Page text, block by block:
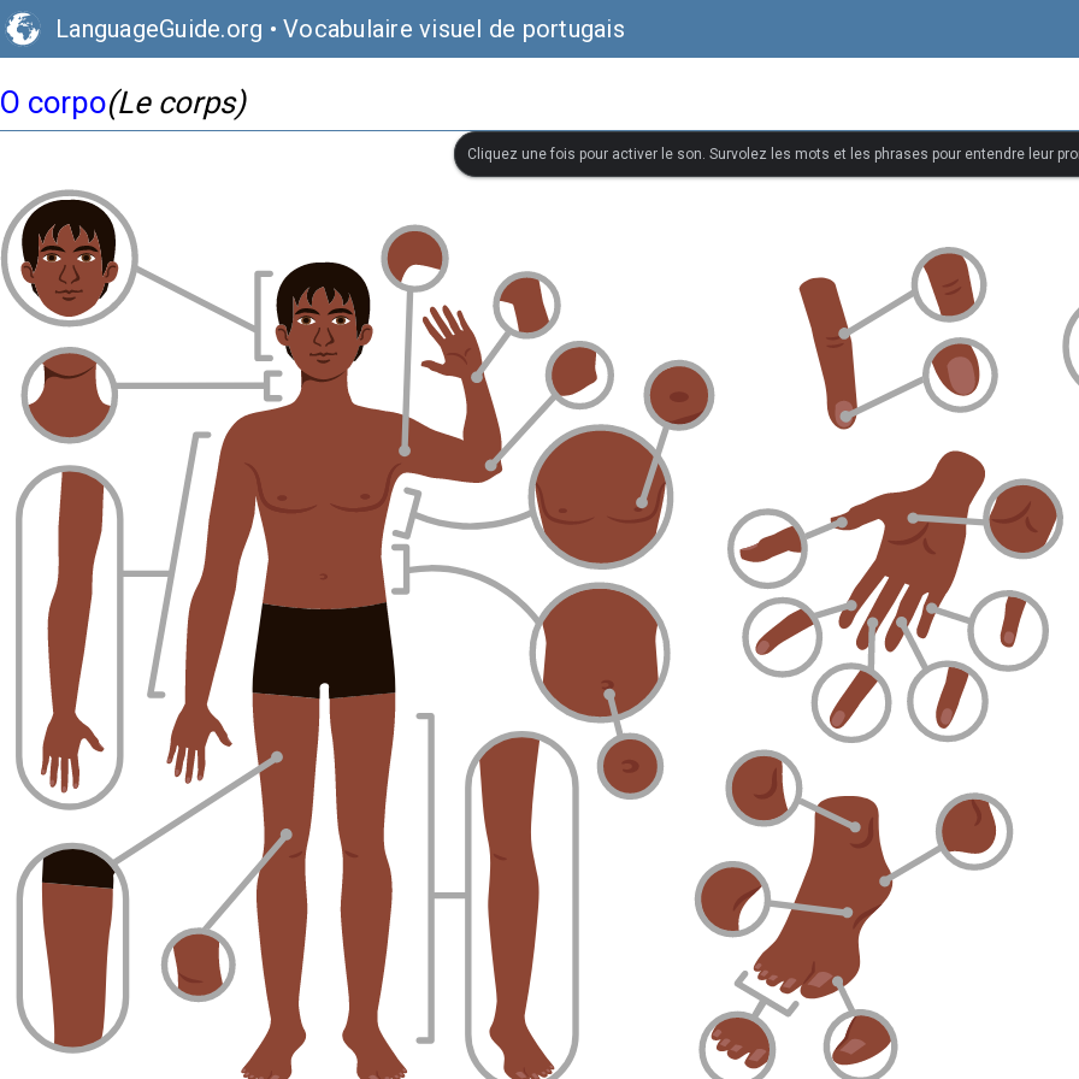
LanguageGuide.org • Vocabulaire visuel de portugais
O corpo(Le corps)
Cliquez une fois pour activer le son. Survolez les mots et les phrases pour entendre leur